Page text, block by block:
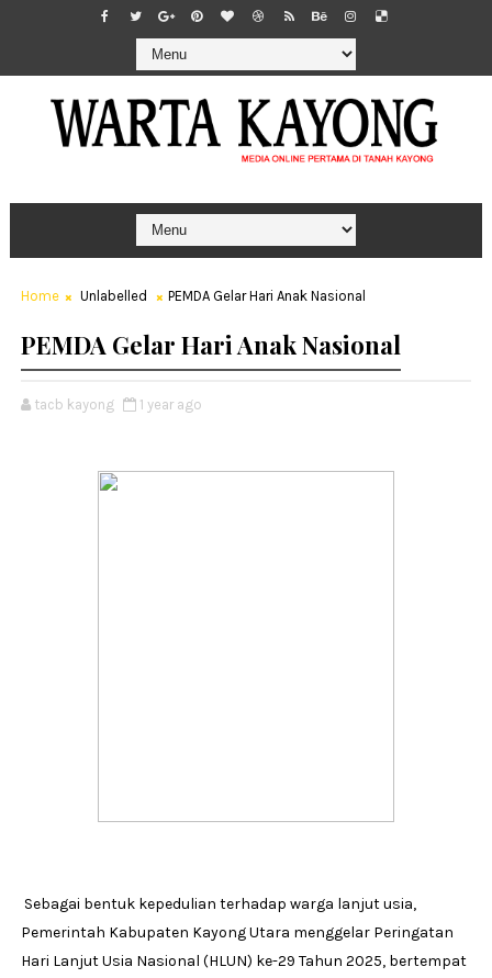
Home Unlabelled PEMDA Gelar Hari Anak Nasional
PEMDA Gelar Hari Anak Nasional
tacb kayong 1 year ago
Sebagai bentuk kepedulian terhadap warga lanjut usia,
Pemerintah Kabupaten Kayong Utara menggelar Peringatan
Hari Lanjut Usia Nasional (HLUN) ke-29 Tahun 2025, bertempat